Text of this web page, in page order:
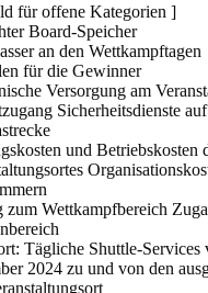
für offene Kategorien ]
Board-Speicher
an den Wettkampftagen
für die Gewinner
Versorgung am
Sicherheitsdienste
und Betriebskosten
zum Wettkampfbereich
Tägliche Shuttle-Services
2024 zu und von den